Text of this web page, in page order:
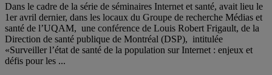
Dans le cadre de la série de séminaires Internet et santé, avait lieu le
1er avril dernier, dans les locaux du Groupe de recherche Médias et
santé de l’UQAM, une conférence de Louis Robert Frigault, de la
Direction de santé publique de Montréal (DSP), intitulée
«Surveiller l’état de santé de la population sur Internet : enjeux et
défis pour les ...